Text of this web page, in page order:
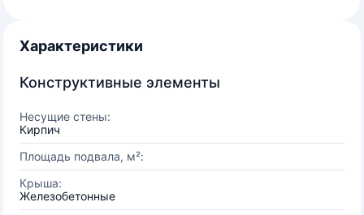
Характеристики
Конструктивные элементы
Несущие стены:
Кирпич
Площадь подвала, м²:
Крыша:
Железобетонные